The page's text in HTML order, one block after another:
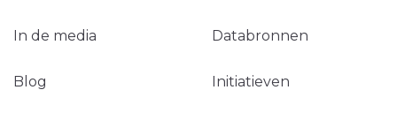
In de media Databronnen
Blog Initiatieven